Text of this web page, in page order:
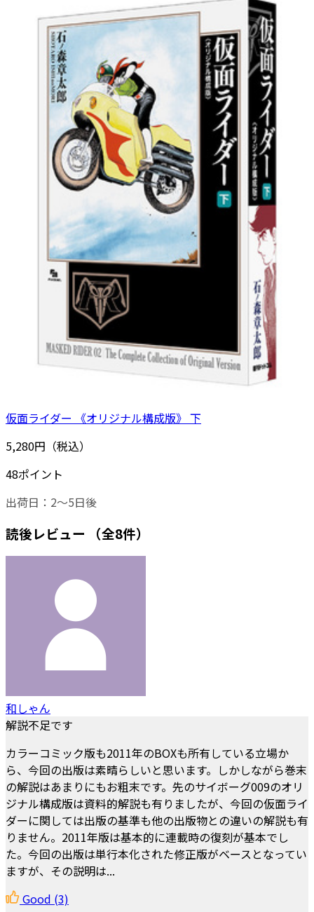
仮面ライダー 《オリジナル構成版》 下
5,280円（税込）
48ポイント
出荷日：2～5日後
読後レビュー （全8件）
和しゃん
解説不足です
カラーコミック版も2011年のBOXも所有している立場か
ら、今回の出版は素晴らしいと思います。しかしながら巻末
の解説はあまりにもお粗末です。先のサイボーグ009のオリ
ジナル構成版は資料的解説も有りましたが、今回の仮面ライ
ダーに関しては出版の基準も他の出版物との違いの解説も有
りません。2011年版は基本的に連載時の復刻が基本でし
た。今回の出版は単行本化された修正版がベースとなってい
ますが、その説明は...
Good (3)